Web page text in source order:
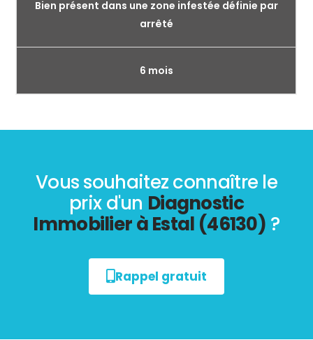
Bien présent dans une zone infestée définie par
arrêté
6 mois
Vous souhaitez connaître le
prix d'un Diagnostic
Immobilier à Estal (46130) ?
Rappel gratuit